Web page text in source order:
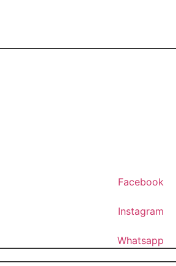
Facebook
Instagram
Whatsapp